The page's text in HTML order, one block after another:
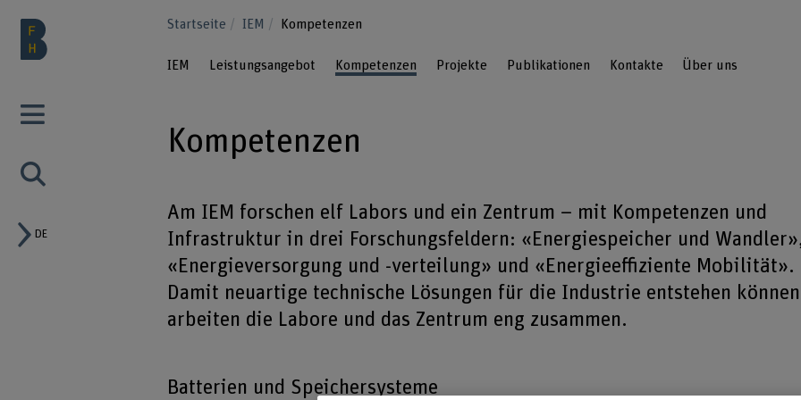
DE
Startseite IEM Kompetenzen
IEM Leistungsangebot Kompetenzen Projekte Publikationen Kontakte Über uns
Kompetenzen
Am IEM forschen elf Labors und ein Zentrum – mit Kompetenzen und
Infrastruktur in drei Forschungsfeldern: «Energiespeicher und
«Energieversorgung und -verteilung» und «Energieeffiziente Mobilität».
Damit neuartige technische Lösungen für die Industrie entstehen
arbeiten die Labore und das Zentrum eng zusammen.
Batterien und Speichersysteme